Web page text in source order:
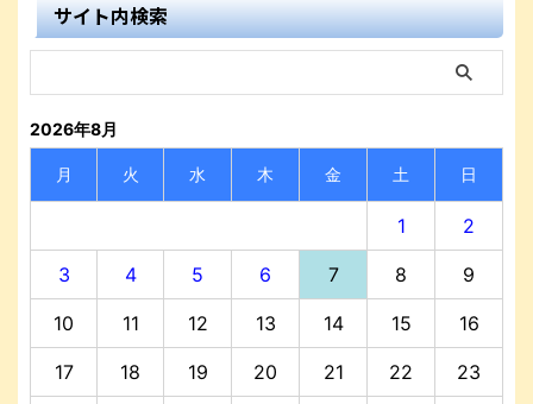
サイト内検索
2026年8月
月 火 水 木 金 土 日
1 2
3 4 5 6 7 8 9
10 11 12 13 14 15 16
17 18 19 20 21 22 23